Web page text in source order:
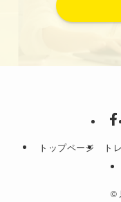
トップページ ト
©